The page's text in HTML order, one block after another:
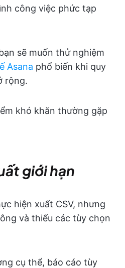
công việc phức tạp
sẽ muốn thử nghiệm
Asana phổ biến khi quy
rộng.
khó khăn thường gặp
giới hạn
hiện xuất CSV, nhưng
và thiếu các tùy chọn
cụ thể, báo cáo tùy